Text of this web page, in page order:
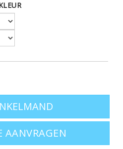
stiksel.
AANVRAGEN